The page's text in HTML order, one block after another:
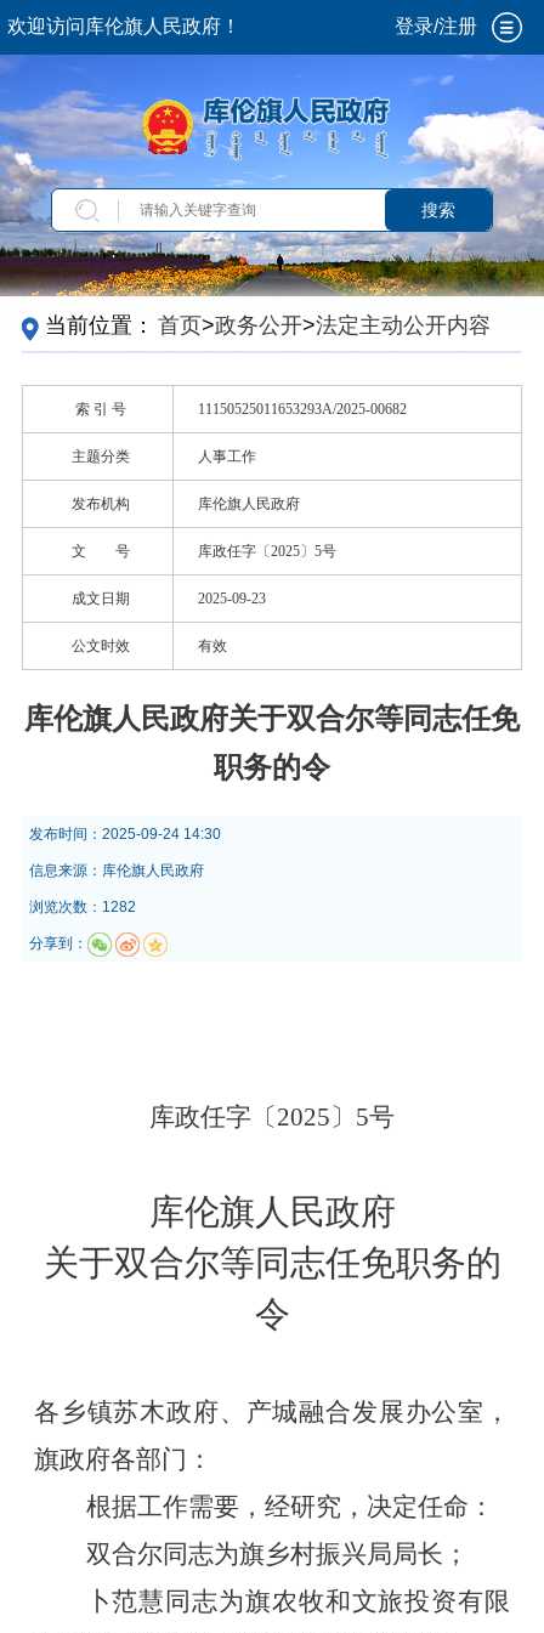
欢迎访问库伦旗人民政府！ 登录/注册
搜索
当前位置： 首页>政务公开>法定主动公开内容
索 引 号 11150525011653293A/2025-00682
主题分类 人事工作
发布机构 库伦旗人民政府
文 号 库政任字〔2025〕5号
成文日期 2025-09-23
公文时效 有效
库伦旗人民政府关于双合尔等同志任免
职务的令
发布时间： 2025-09-24 14:30
信息来源： 库伦旗人民政府
浏览次数：1282
分享到：
库政任字〔2025〕 5号
库伦旗人民政府
关于双合尔等同志任免职务的
令
各乡镇苏木政府、产城融合发展办公室，
旗政府各部门：
根据工作需要，经研究，决定任命：
双合尔同志为旗乡村振兴局局长；
卜范慧同志为旗农牧和文旅投资有限